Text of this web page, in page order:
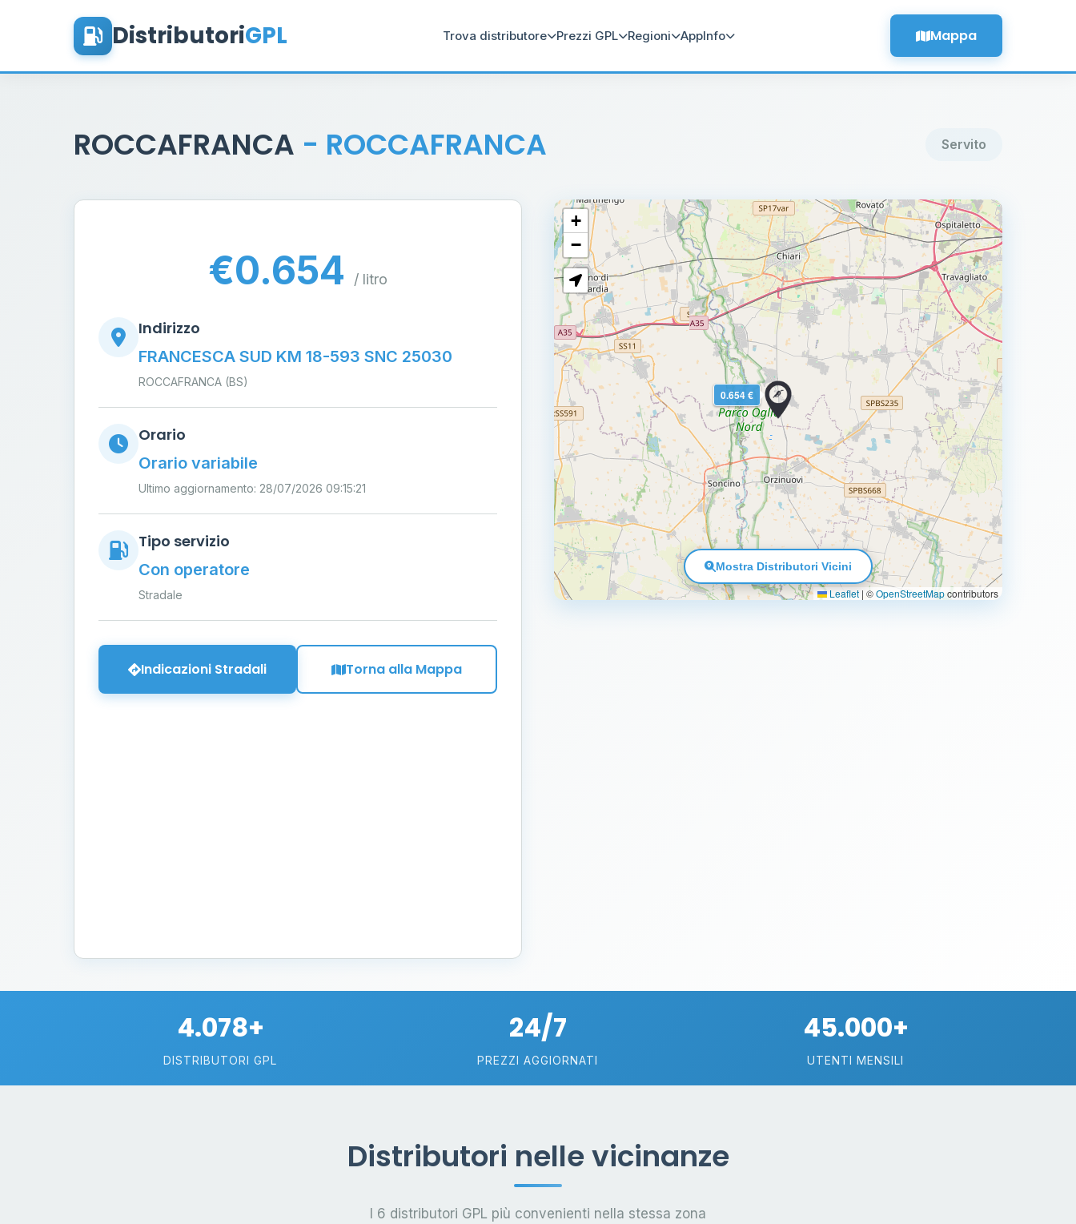
DistributoriGPL Trova distributore Prezzi GPL Regioni AppInfo Mappa
ROCCAFRANCA - ROCCAFRANCA Servito
€0.654 / litro
Indirizzo
FRANCESCA SUD KM 18-593 SNC 25030
ROCCAFRANCA (BS)
Orario
Orario variabile
Ultimo aggiornamento: 28/07/2026 09:15:21
Tipo servizio
Con operatore
Stradale
Indicazioni Stradali Torna alla Mappa
0.654 €
+
−
Leaflet | ©OpenStreetMapcontributors
Mostra Distributori Vicini
4.078+
DISTRIBUTORI GPL
24/7
PREZZI AGGIORNATI
45.000+
UTENTI MENSILI
Distributori nelle vicinanze
I 6 distributori GPL più convenienti nella stessa zona